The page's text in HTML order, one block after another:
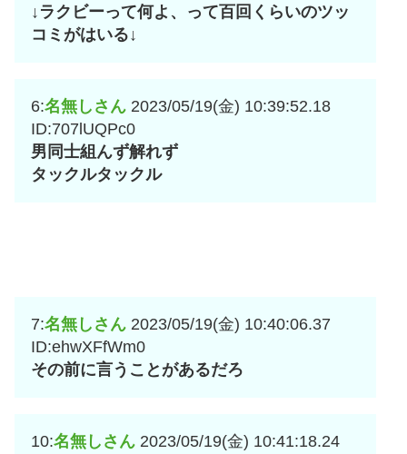
↓ラクビーって何よ、って百回くらいのツッ
コミがはいる↓
6:名無しさん 2023/05/19(金) 10:39:52.18
ID:707lUQPc0
男同士組んず解れず
タックルタックル
7:名無しさん 2023/05/19(金) 10:40:06.37
ID:ehwXFfWm0
その前に言うことがあるだろ
10:名無しさん 2023/05/19(金) 10:41:18.24